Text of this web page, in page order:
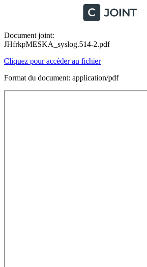
Document joint:
JHfrkpMESKA_syslog.514-2.pdf
Cliquez pour accéder au fichier
Format du document: application/pdf